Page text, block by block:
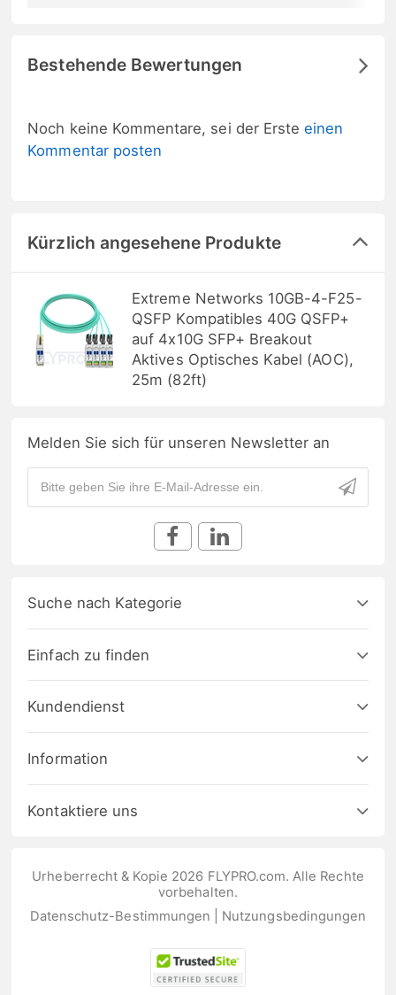
Bestehende Bewertungen
Noch keine Kommentare, sei der Ersteeinen
Kommentar posten
Kürzlich angesehene Produkte
Extreme Networks 10GB-4-F25-
QSFP Kompatibles 40G QSFP+
auf 4x10G SFP+ Breakout
Aktives Optisches Kabel (AOC),
25m (82ft)
Melden Sie sich für unseren Newsletter an
Suche nach Kategorie
Einfach zu finden
Kundendienst
Information
Kontaktiere uns
Urheberrecht & Kopie 2026 FLYPRO.com. Alle Rechte
vorbehalten.
Datenschutz-Bestimmungen
Nutzungsbedingungen